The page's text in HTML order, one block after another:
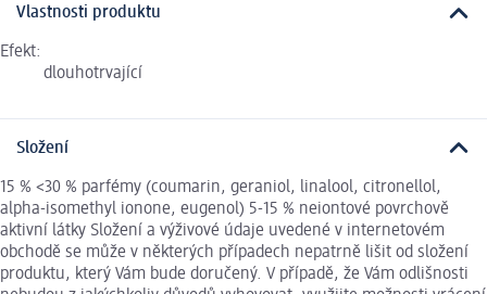
Vlastnosti produktu
Efekt:
dlouhotrvající
Složení
15 % <30 % parfémy (coumarin, geraniol, linalool, citronellol,
alpha-isomethyl ionone, eugenol) 5-15 % neiontové povrchově
aktivní látky Složení a výživové údaje uvedené v internetovém
obchodě se může v některých případech nepatrně lišit od složení
produktu, který Vám bude doručený. V případě, že Vám odlišnosti